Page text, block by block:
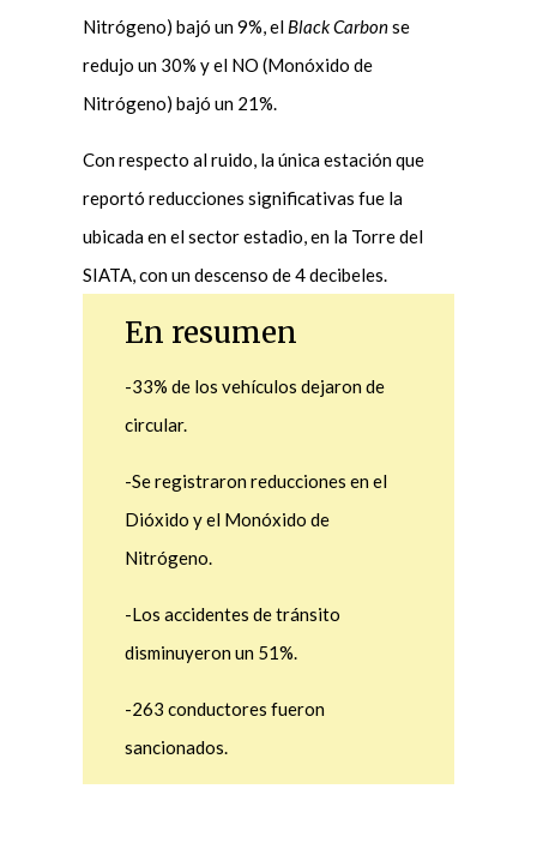
Nitrógeno) bajó un 9%, el Black Carbonse
redujo un 30% y el NO (Monóxido de
Nitrógeno) bajó un 21%.
Con respecto al ruido, la única estación que
reportó reducciones significativas fue la
ubicada en el sector estadio, en la Torre del
SIATA, con un descenso de 4 decibeles.
En resumen
-33% de los vehículos dejaron de
circular.
-Se registraron reducciones en el
Dióxido y el Monóxido de
Nitrógeno.
-Los accidentes de tránsito
disminuyeron un 51%.
-263 conductores fueron
sancionados.